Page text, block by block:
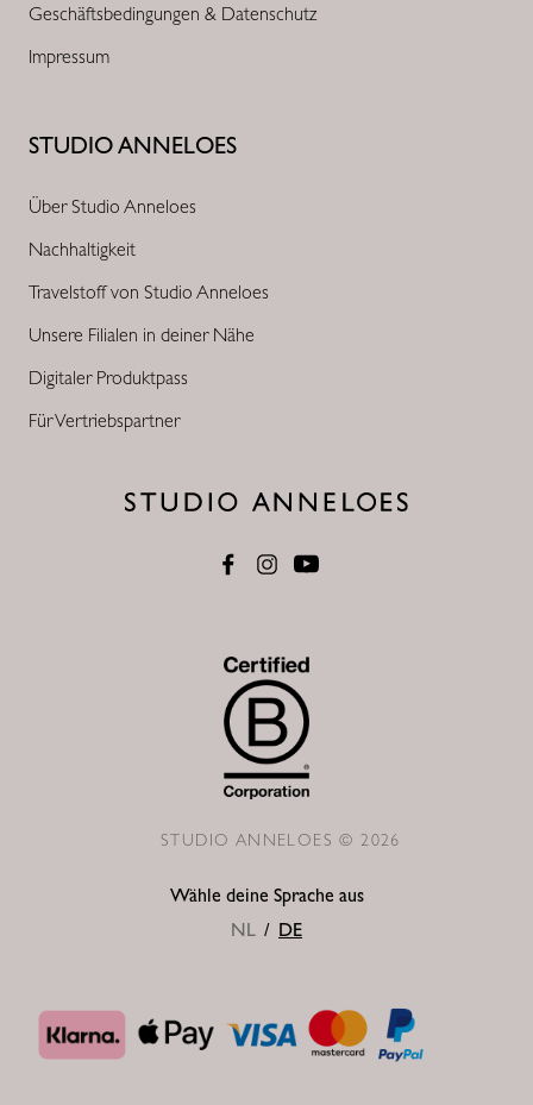
STUDIO ANNELOES
Über Studio Anneloes
Nachhaltigkeit
Travelstoff von Studio Anneloes
Unsere Filialen in deiner Nähe
Digitaler Produktpass
Für Vertriebspartner
Geschäftsbedingungen & Datenschutz
Impressum
Wähle deine Sprache aus
NL / DE
STUDIO ANNELOES © 2026